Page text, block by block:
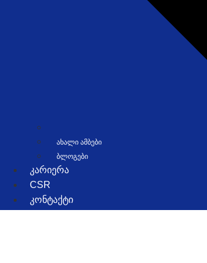
ᲐᲮᲐᲚᲘ ᲐᲛᲑᲔᲑᲘ
ᲑᲚᲝᲒᲔᲑᲘ
ᲙᲐᲠᲘᲔᲠᲐ
CSR
ᲙᲝᲜᲢᲐᲥᲢᲘ